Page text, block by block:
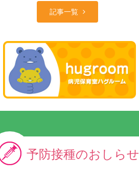
記事一覧
予防接種のおしらせ